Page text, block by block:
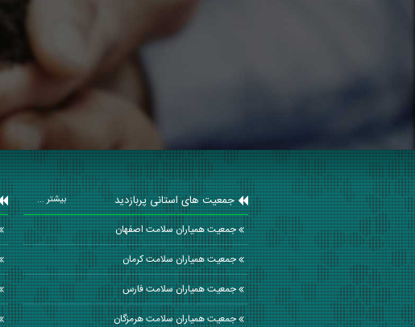
جمعیت های استانی پربازدید بیشتر ...
جمعیت همیاران سلامت اصفهان
جمعیت همیاران سلامت كرمان
جمعیت همیاران سلامت فارس
جمعیت همیاران سلامت هرمزگان